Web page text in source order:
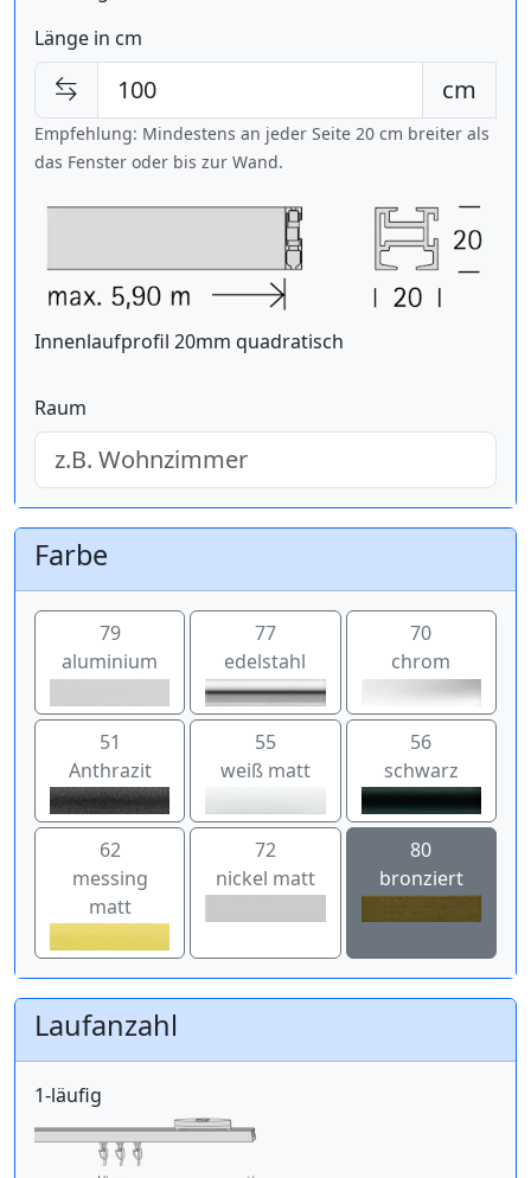
Länge in cm
cm
Empfehlung: Mindestens an jeder Seite 20 cm breiter als
das Fenster oder bis zur Wand.
Innenlaufprofil 20mm quadratisch
Raum
Farbe
79
aluminium
77
edelstahl
70
chrom
51
Anthrazit
55
weiß matt
56
schwarz
62
messing
matt
72
nickel matt
80
bronziert
Laufanzahl
1-läufig